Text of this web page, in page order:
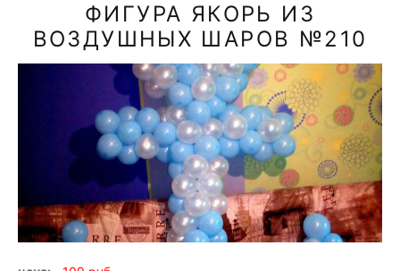
ФИГУРА ЯКОРЬ ИЗ
ВОЗДУШНЫХ ШАРОВ №210